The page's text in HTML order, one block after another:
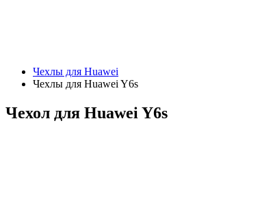
Чехлы для Huawei
Чехлы для Huawei Y6s
Чехол для Huawei Y6s